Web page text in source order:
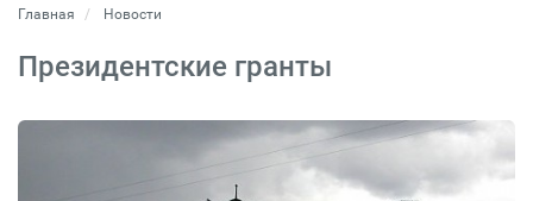
Главная Новости
Президентские гранты